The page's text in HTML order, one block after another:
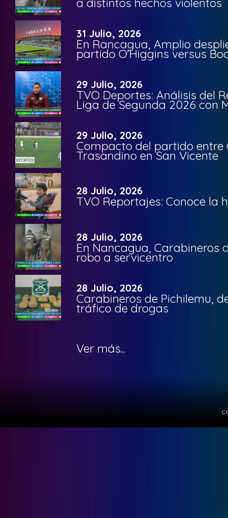
31 Julio, 2026
En Rancagua, Amplio
partido O’Higgins versus
29 Julio, 2026
TVO Deportes: Análisis del
Liga de Segunda 2026 con
29 Julio, 2026
Compacto del partido entre
Trasandino en San Vicente
28 Julio, 2026
TVO Reportajes: Conoce la
28 Julio, 2026
En Nancagua, Carabineros
robo a servicentro
28 Julio, 2026
Carabineros de Pichilemu,
tráfico de drogas
Ver más...